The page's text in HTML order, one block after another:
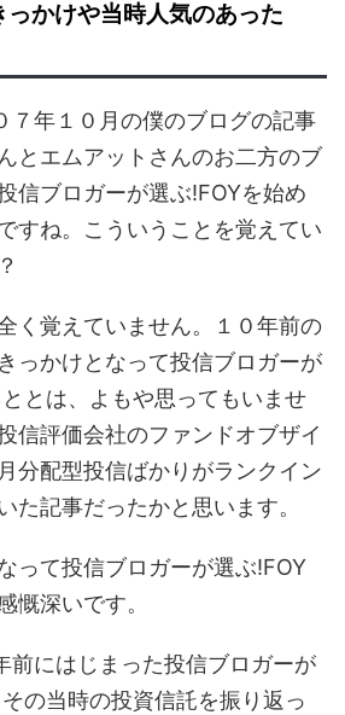
かけや当時人気のあった
７年１０月の僕のブログの記事
とエムアットさんのお二方のブ
信ブロガーが選ぶ!FOYを始め
すね。こういうことを覚えてい
く覚えていません。１０年前の
っかけとなって投信ブロガーが
とは、よもや思ってもいませ
信評価会社のファンドオブザイ
分配型投信ばかりがランクイン
た記事だったかと思います。
って投信ブロガーが選ぶ!FOY
慨深いです。
前にはじまった投信ブロガーが
の当時の投資信託を振り返っ